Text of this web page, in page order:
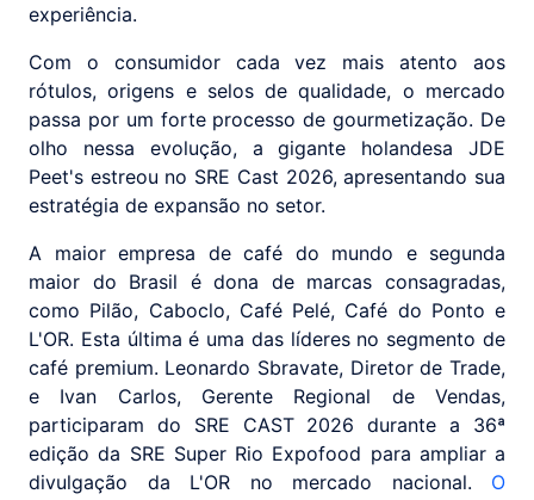
experiência.
Com o consumidor cada vez mais atento aos
rótulos, origens e selos de qualidade, o mercado
passa por um forte processo de gourmetização. De
olho nessa evolução, a gigante holandesa JDE
Peet's estreou no SRE Cast 2026, apresentando sua
estratégia de expansão no setor.
A maior empresa de café do mundo e segunda
maior do Brasil é dona de marcas consagradas,
como Pilão, Caboclo, Café Pelé, Café do Ponto e
L'OR. Esta última é uma das líderes no segmento de
café premium. Leonardo Sbravate, Diretor de Trade,
e Ivan Carlos, Gerente Regional de Vendas,
participaram do SRE CAST 2026 durante a 36ª
edição da SRE Super Rio Expofood para ampliar a
divulgação da L'OR no mercado nacional. O